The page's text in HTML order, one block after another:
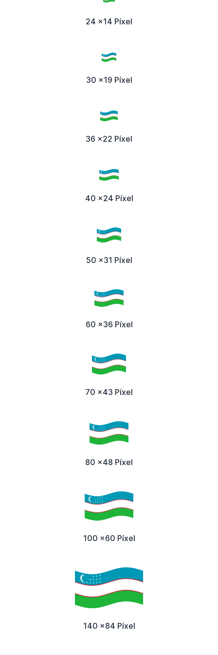
24 x14 Píxel
30 x19 Píxel
36 x22 Píxel
40 x24 Píxel
50 x31 Píxel
60 x36 Píxel
70 x43 Píxel
80 x48 Píxel
100 x60 Píxel
140 x84 Píxel